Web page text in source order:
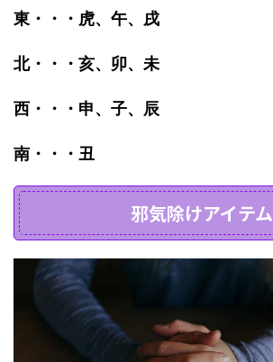
東・・・虎、午、戌
北・・・亥、卯、未
西・・・申、子、辰
南・・・丑
邪気除けアイテム